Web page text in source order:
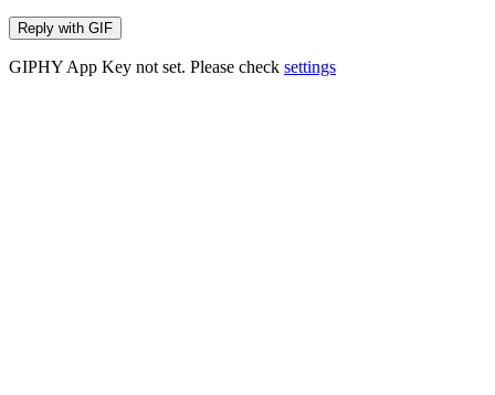
Reply with GIF
GIPHY App Key not set. Please check settings